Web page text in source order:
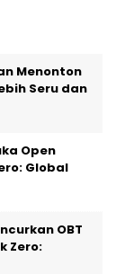
Menonton
Seru dan
Open
Global
OBT
Zero: